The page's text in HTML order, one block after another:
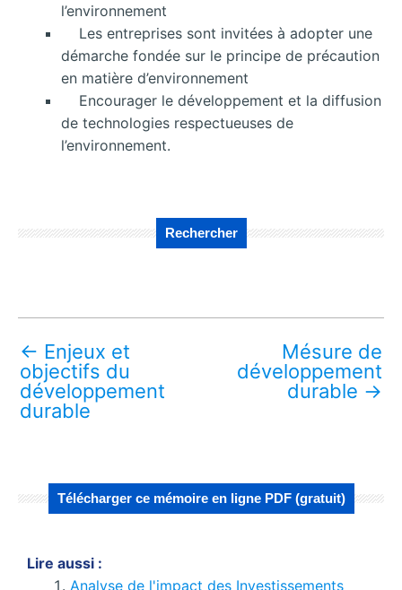
l’environnement
Les entreprises sont invitées à adopter une
démarche fondée sur le principe de précaution
en matière d’environnement
Encourager le développement et la diffusion
de technologies respectueuses de
l’environnement.
Rechercher
← Enjeux et
objectifs du
développement
durable
Mésure de
développement
durable →
Télécharger ce mémoire en ligne PDF (gratuit)
Lire aussi :
Analyse de l'impact des Investissements